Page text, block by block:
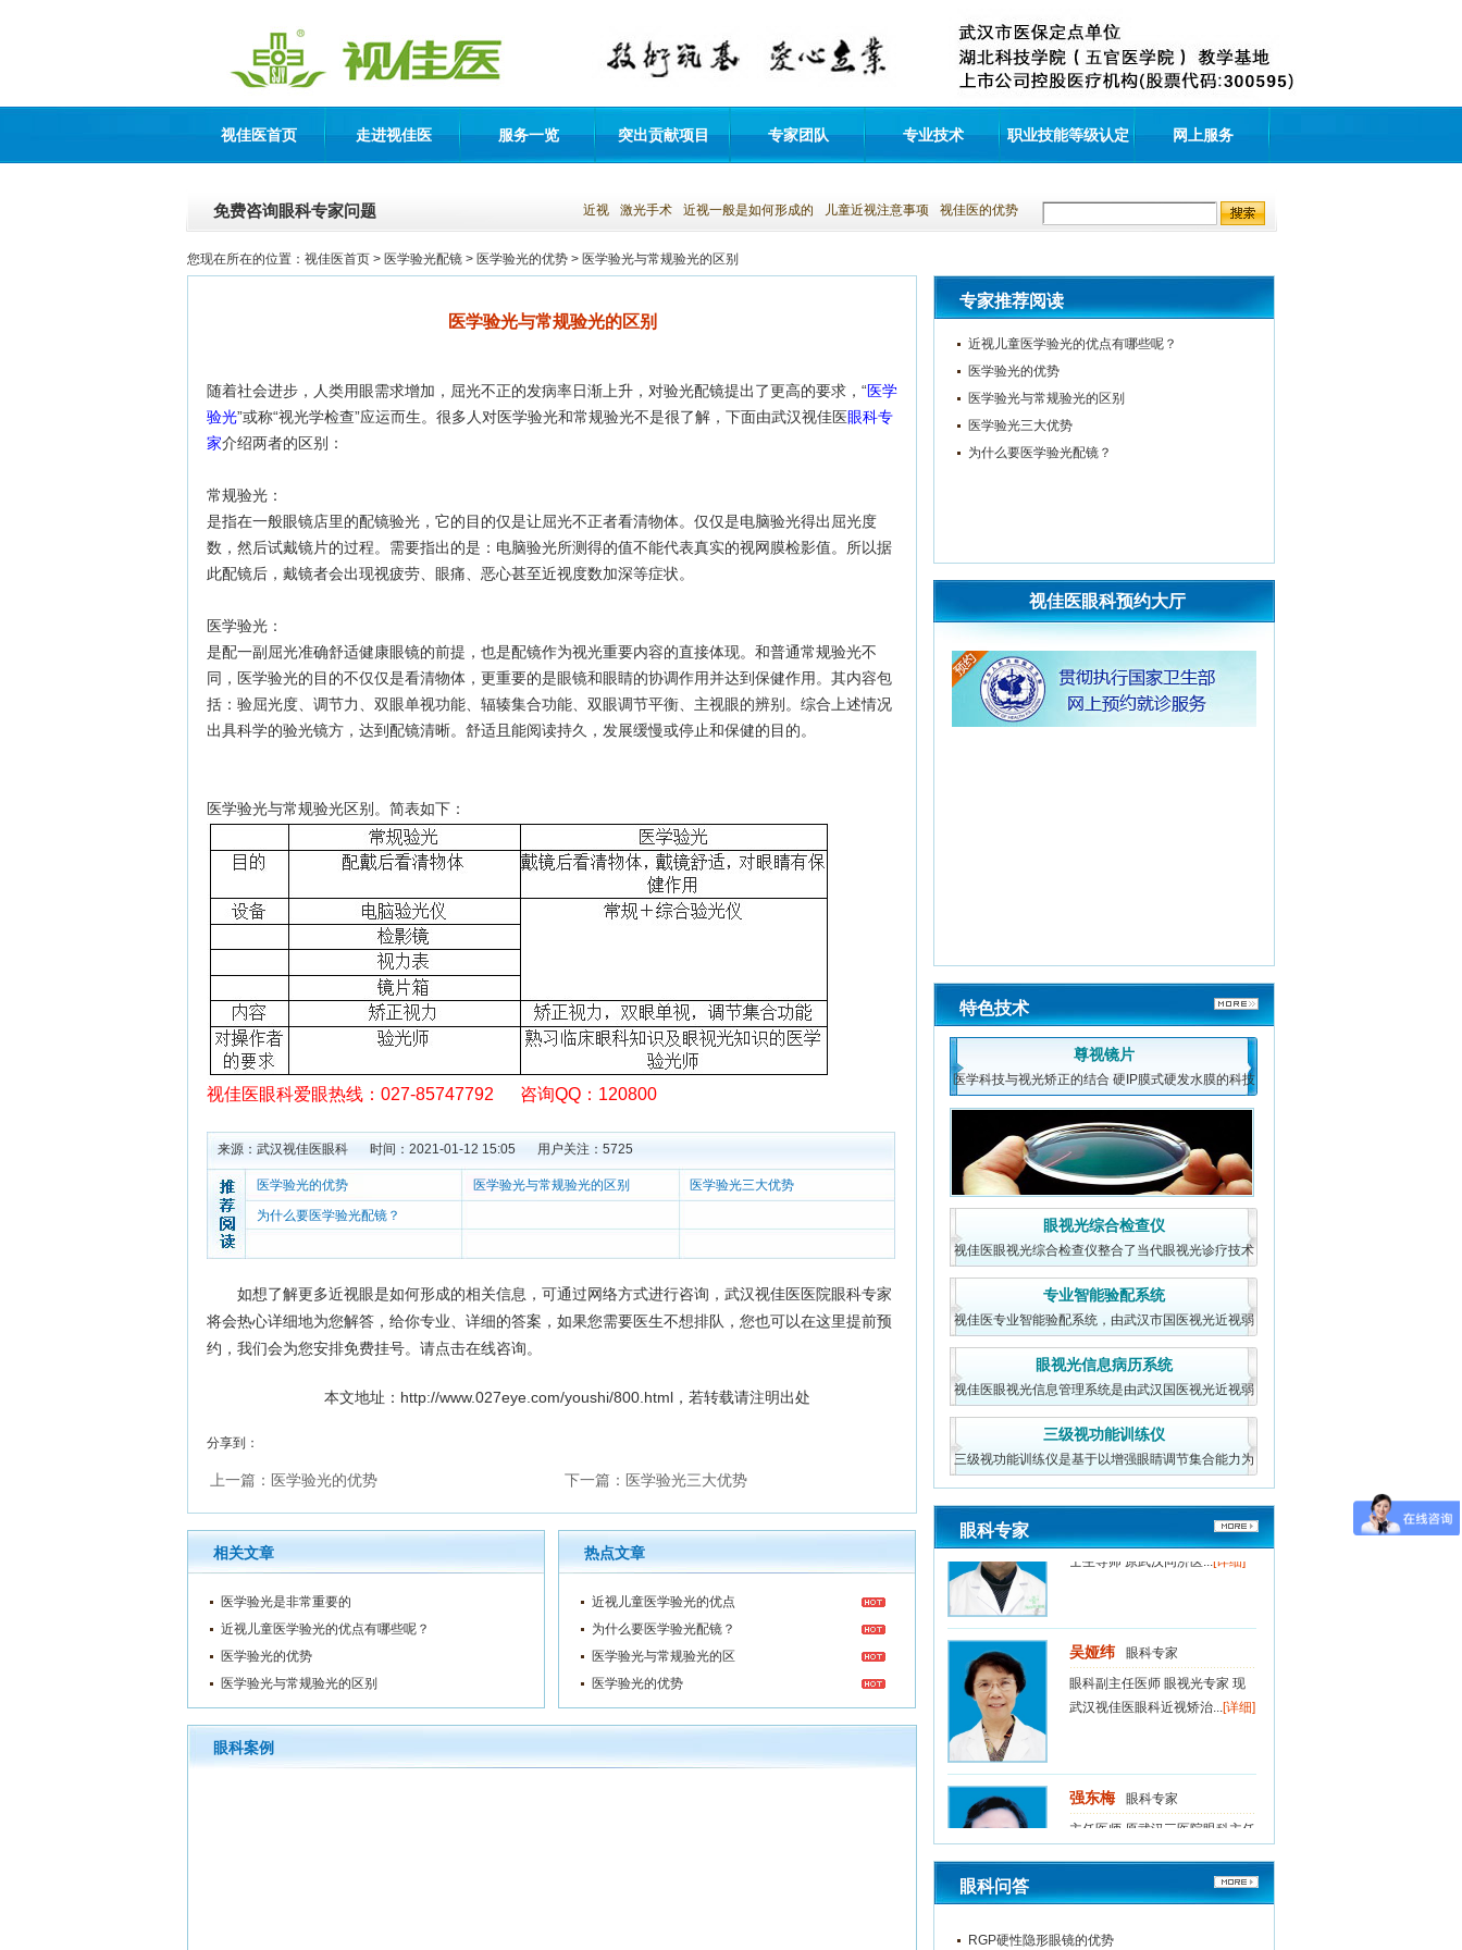
视佳医首页 走进视佳医 服务一览 突出贡献项目 专家团队 专业技术 职业技能等级认定 网上服务
免费咨询眼科专家问题 近视 激光手术 近视一般是如何形成的 儿童近视注意事项 视佳医的优势
您现在所在的位置： 视佳医首页 > 医学验光配镜 > 医学验光的优势 > 医学验光与常规验光的区别
医学验光与常规验光的区别
随着社会进步，人类用眼需求增加，屈光不正的发病率日渐上升，对验光配镜提出了更高的要求，“医学
验光”或称“视光学检查”应运而生。很多人对医学验光和常规验光不是很了解，下面由武汉视佳医眼科专
家介绍两者的区别：
常规验光：
是指在一般眼镜店里的配镜验光，它的目的仅是让屈光不正者看清物体。仅仅是电脑验光得出屈光度
数，然后试戴镜片的过程。需要指出的是：电脑验光所测得的值不能代表真实的视网膜检影值。所以据
此配镜后，戴镜者会出现视疲劳、眼痛、恶心甚至近视度数加深等症状。
医学验光：
是配一副屈光准确舒适健康眼镜的前提，也是配镜作为视光重要内容的直接体现。和普通常规验光不
同，医学验光的目的不仅仅是看清物体，更重要的是眼镜和眼睛的协调作用并达到保健作用。其内容包
括：验屈光度、调节力、双眼单视功能、辐辏集合功能、双眼调节平衡、主视眼的辨别。综合上述情况
出具科学的验光镜方，达到配镜清晰。舒适且能阅读持久，发展缓慢或停止和保健的目的。
医学验光与常规验光区别。简表如下：
视佳医眼科爱眼热线： 027-85747792 咨询QQ：120800
来源： 武汉视佳医眼科 时间：2021-01-12 15:05 用户关注： 5725
医学验光的优势 医学验光与常规验光的区别
医学验光三大优势
为什么要医学验光配镜？
如想了解更多近视眼是如何形成的相关信息，可通过网络方式进行咨询，武汉视佳医医院眼科专家
将会热心详细地为您解答，给你专业、详细的答案，如果您需要医生不想排队，您也可以在这里提前预
约，我们会为您安排免费挂号。请点击在线咨询。
本文地址： http://www.027eye.com/youshi/800.html ，若转载请注明出处
分享到：
上一篇： 医学验光的优势 下一篇： 医学验光三大优势
相关文章
医学验光是非常重要的
近视儿童医学验光的优点有哪些呢？
医学验光的优势
医学验光与常规验光的区别
热点文章
近视儿童医学验光的优点
为什么要医学验光配镜？
医学验光与常规验光的区
医学验光的优势
眼科案例
专家推荐阅读
近视儿童医学验光的优点有哪些呢？
医学验光的优势
医学验光与常规验光的区别
医学验光三大优势
为什么要医学验光配镜？
视佳医眼科预约大厅
特色技术
尊视镜片
医学科技与视光矫正的结合 硬IP膜式硬发水膜的科技
成果，它将易清洗
眼视光综合检查仪
视佳医眼视光综合检查仪整合了当代眼视光诊疗技术
的诸多方法，对眼
专业智能验配系统
视佳医专业智能验配系统，由武汉市国医视光近视弱
视研究院开发中心
眼视光信息病历系统
视佳医眼视光信息管理系统是由武汉国医视光近视弱
视研究院研发（武
三级视功能训练仪
三级视功能训练仪是基于以增强眼睛调节集合能力为
核心的视功能训练
眼科专家
强东梅
眼科专家
主任医师 原武汉三医院眼科主任
现武汉视佳医眼科近视...[详细]
眼科专家
士生导师 原武汉同济医...[详细]
吴娅纬
眼科专家
眼科副主任医师 眼视光专家 现
武汉视佳医眼科近视矫治...[详细]
强东梅
眼科专家
主任医师 原武汉三医院眼科主任
现武汉视佳医眼科近视...[详细]
眼科问答
RGP硬性隐形眼镜的优势